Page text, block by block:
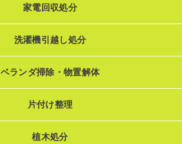
家電回収処分
洗濯機引越し処分
ベランダ掃除・物置解体
片付け整理
植木処分